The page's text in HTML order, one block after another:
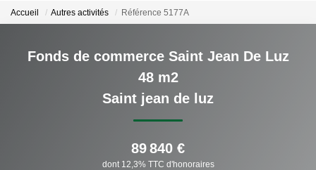
LOUER
NOTRE AGENCE
Qui Sommes-Nous ?
Nous Rejoindre
Nos Actualités
Accueil Autres activités Référence 5177A
Fonds de commerce Saint Jean De Luz
48 m2
Saint jean de luz
89 840 €
dont 12,3% TTC d'honoraires